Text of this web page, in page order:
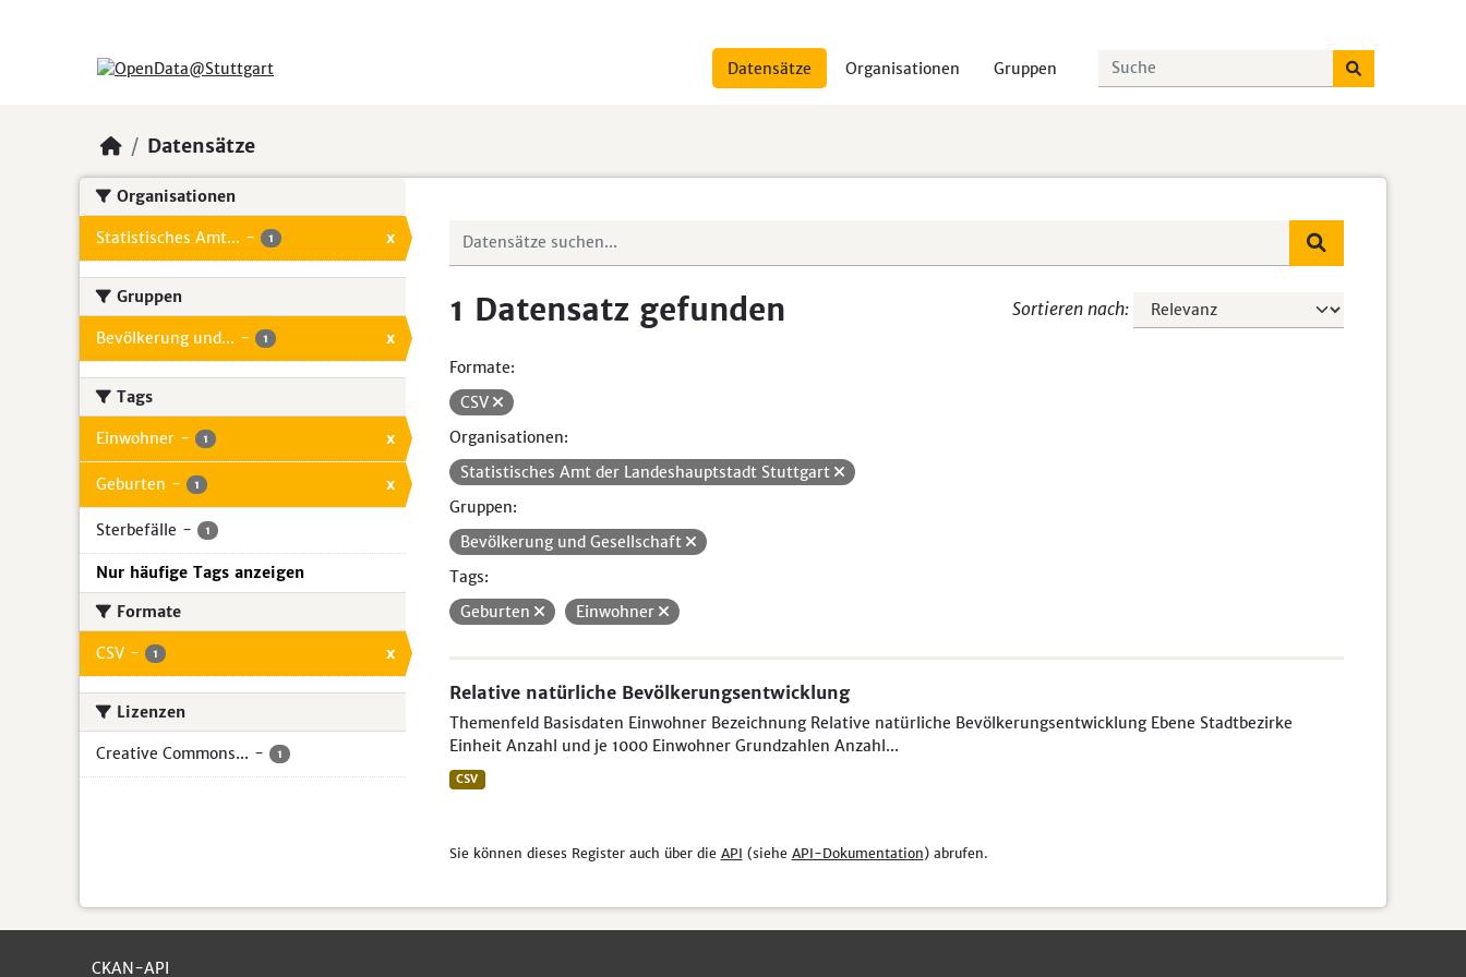
Datensätze Organisationen Gruppen
Datensätze
Organisationen
Statistisches Amt... - 1 x
Gruppen
Bevölkerung und... - 1 x
Tags
Einwohner - 1 x
Geburten - 1 x
Sterbefälle - 1
Nur häufige Tags anzeigen
Formate
CSV - 1 x
Lizenzen
Creative Commons... - 1
Sortieren nach
1 Datensatz gefunden
Formate:
CSV
Organisationen:
Statistisches Amt der Landeshauptstadt Stuttgart
Gruppen:
Bevölkerung und Gesellschaft
Tags:
Geburten
Einwohner
Relative natürliche Bevölkerungsentwicklung
Themenfeld Basisdaten Einwohner Bezeichnung Relative natürliche Bevölkerungsentwicklung Ebene Stadtbezirke
Einheit Anzahl und je 1000 Einwohner Grundzahlen Anzahl...
CSV
Sie können dieses Register auch über die API (siehe API-Dokumentation) abrufen.
CKAN-API